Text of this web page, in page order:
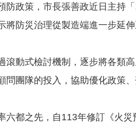
防政策，市長張善政近日主持
將防災治理從製造端進一步延
滾動式檢討機制，逐步將各類
問團隊的投入，協助優化政策、
六都之先，自113年修訂《火